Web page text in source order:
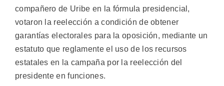
compañero de Uribe en la fórmula presidencial,
votaron la reelección a condición de obtener
garantías electorales para la oposición, mediante un
estatuto que reglamente el uso de los recursos
estatales en la campaña por la reelección del
presidente en funciones.